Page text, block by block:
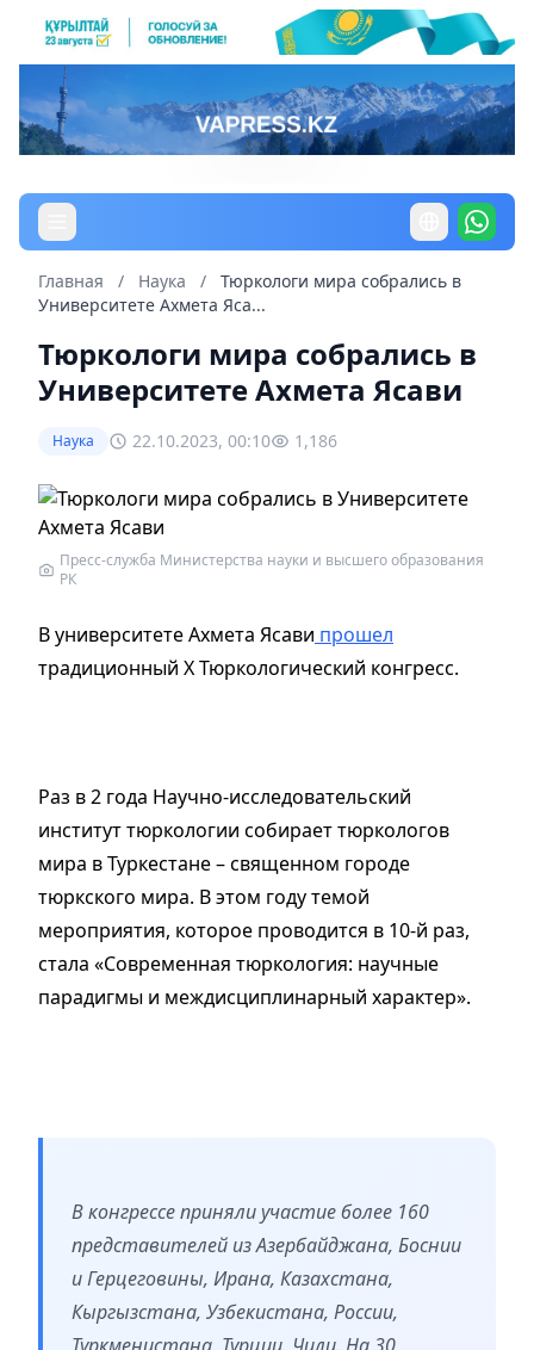
Главная / Наука /
Тюркологи мира собрались в
Университете Ахмета Яса...
Тюркологи мира собрались в
Университете Ахмета Ясави
Наука 22.10.2023, 00:10 1,186
Пресс-служба Министерства науки и высшего образования
РК
В университете Ахмета Ясави прошел
традиционный Х Тюркологический конгресс.
Раз в 2 года Научно-исследовательский
институт тюркологии собирает тюркологов
мира в Туркестане – священном городе
тюркского мира. В этом году темой
мероприятия, которое проводится в 10-й раз,
стала «Современная тюркология: научные
парадигмы и междисциплинарный характер».
В конгрессе приняли участие более 160
представителей из Азербайджана, Боснии
и Герцеговины, Ирана, Казахстана,
Кыргызстана, Узбекистана, России,